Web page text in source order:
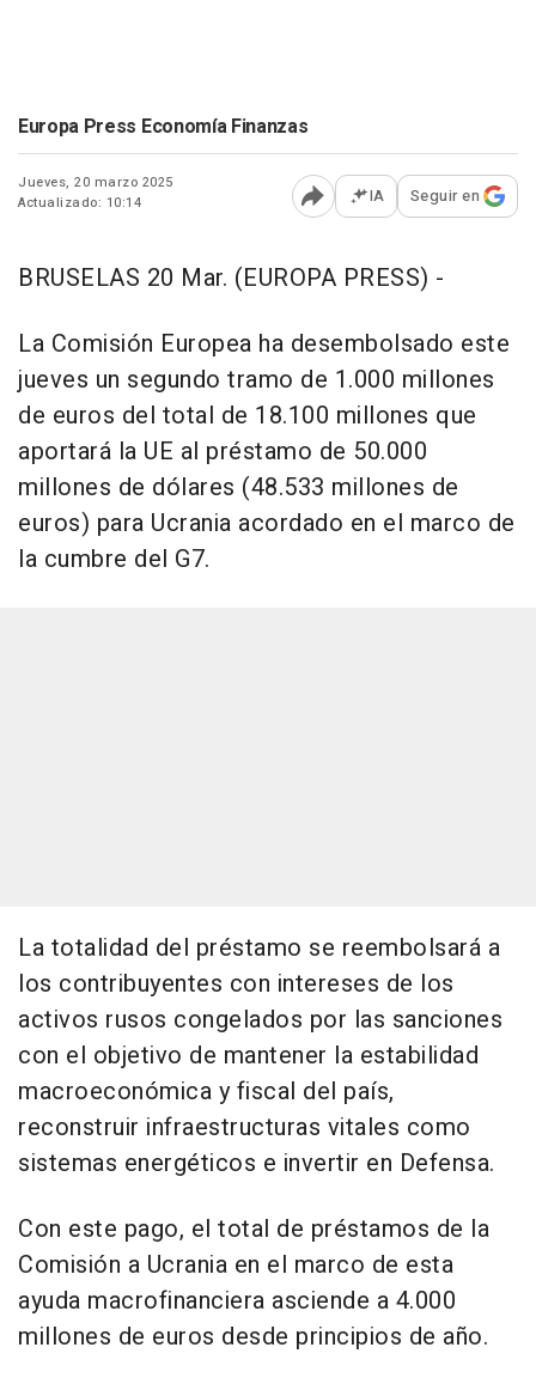
Europa Press Economía Finanzas
Jueves, 20 marzo 2025
Actualizado: 10:14
Abrir opciones para
IA Seguir en
BRUSELAS 20 Mar. (EUROPA PRESS) -
La Comisión Europea ha desembolsado este
jueves un segundo tramo de 1.000 millones
de euros del total de 18.100 millones que
aportará la UE al préstamo de 50.000
millones de dólares (48.533 millones de
euros) para Ucrania acordado en el marco de
la cumbre del G7.
La totalidad del préstamo se reembolsará a
los contribuyentes con intereses de los
activos rusos congelados por las sanciones
con el objetivo de mantener la estabilidad
macroeconómica y fiscal del país,
reconstruir infraestructuras vitales como
sistemas energéticos e invertir en Defensa.
Con este pago, el total de préstamos de la
Comisión a Ucrania en el marco de esta
ayuda macrofinanciera asciende a 4.000
millones de euros desde principios de año.